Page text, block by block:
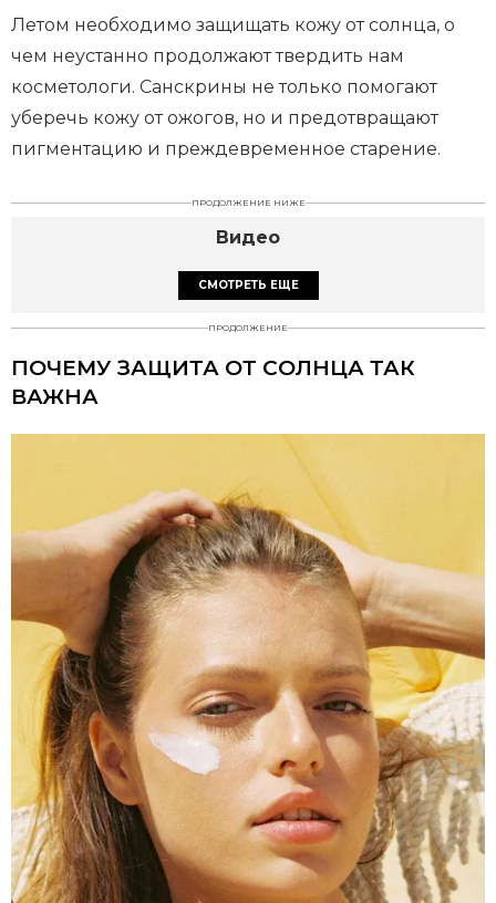
Летом необходимо защищать кожу от солнца, о
чем неустанно продолжают твердить нам
косметологи. Санскрины не только помогают
уберечь кожу от ожогов, но и предотвращают
пигментацию и преждевременное старение.
ПРОДОЛЖЕНИЕ НИЖЕ
Видео
СМОТРЕТЬ ЕЩЕ
ПРОДОЛЖЕНИЕ
ПОЧЕМУ ЗАЩИТА ОТ СОЛНЦА ТАК
ВАЖНА